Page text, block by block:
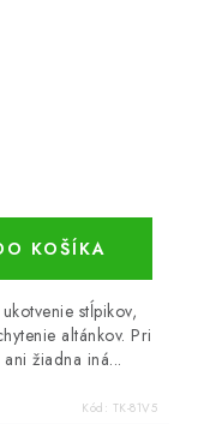
KOŠÍKA
stĺpikov,
altánkov. Pri
žiadna iná...
Kód: TK-81V5